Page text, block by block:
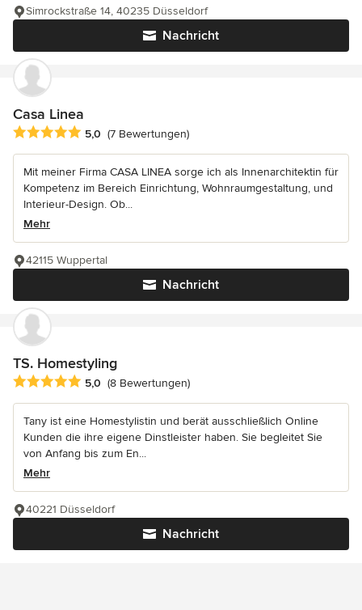
Nachricht
Simrockstraße 14, 40235 Düsseldorf
Casa Linea
Durchschnittliche Bewertung: 5 von 5 Sternen
5,0 (7 Bewertungen)
Mit meiner Firma CASA LINEA sorge ich als Innenarchitektin für
Kompetenz im Bereich Einrichtung, Wohnraumgestaltung, und
Interieur-Design. Ob...
Mehr
Nachricht
42115 Wuppertal
TS. Homestyling
Durchschnittliche Bewertung: 5 von 5 Sternen
5,0 (8 Bewertungen)
Tany ist eine Homestylistin und berät ausschließlich Online
Kunden die ihre eigene Dinstleister haben. Sie begleitet Sie
von Anfang bis zum En...
Mehr
Nachricht
40221 Düsseldorf